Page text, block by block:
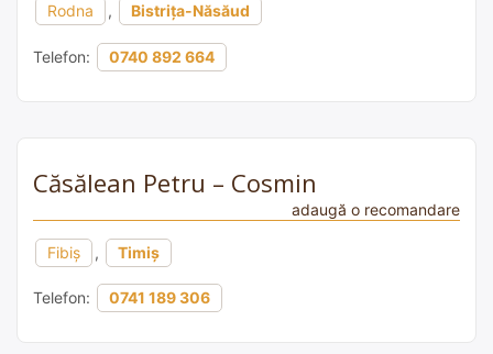
Rodna , Bistrița-Năsăud
Telefon: 0740 892 664
Căsălean Petru – Cosmin
adaugă o recomandare
Fibiș , Timiș
Telefon: 0741 189 306